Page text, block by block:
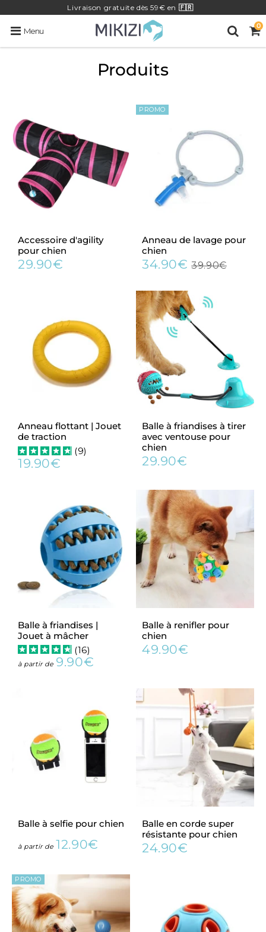
Livraison gratuite dès 59€ en 🇫🇷
Menu
0
Produits
Accessoire d'agility
pour chien
Prix
29.90€
PROMO
Anneau de lavage pour
chien
Prix
34.90€ 34.90€
Prix
39.90€39.90€
Anneau flottant | Jouet
de traction
(9)
Prix
19.90€
Balle à friandises à tirer
avec ventouse pour
chien
Prix
29.90€
Balle à friandises |
Jouet à mâcher
(16)
à partir de Prix
9.90€
Balle à renifler pour
chien
Prix
49.90€
Balle à selfie pour chien
à partir de Prix
12.90€
Balle en corde super
résistante pour chien
Prix
24.90€
PROMO